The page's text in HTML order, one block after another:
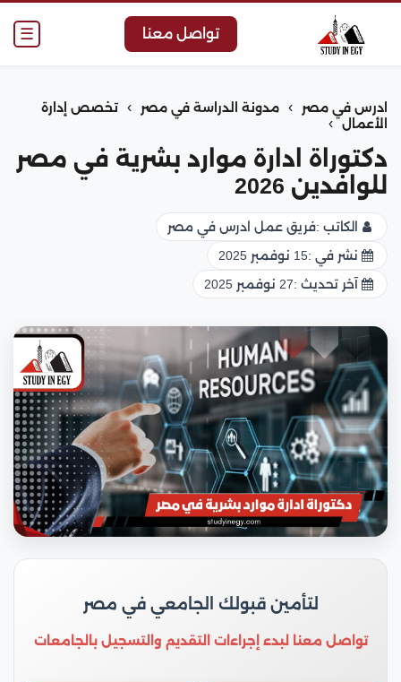
☰ تواصل معنا
ادرس في مصر › مدونة الدراسة في مصر ›
تخصص إدارة
الأعمال
›
دكتوراة ادارة موارد بشرية في مصر
للوافدين 2026
الكاتب :فريق عمل ادرس في مصر
نشر في :15 نوفمبر 2025
آخر تحديث :27 نوفمبر 2025
لتأمين قبولك الجامعي في مصر
تواصل معنا لبدء إجراءات التقديم والتسجيل بالجامعات